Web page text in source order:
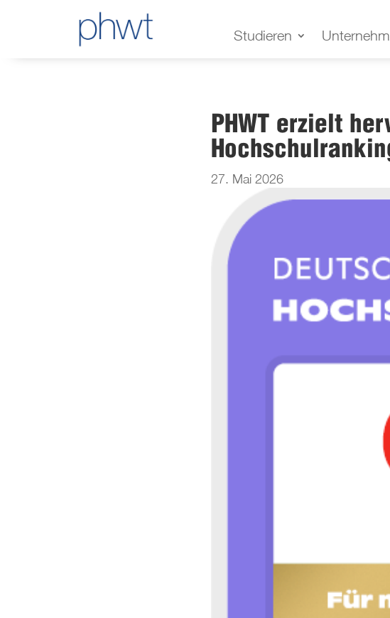
Studieren
PHWT erzielt
27. Mai 2026